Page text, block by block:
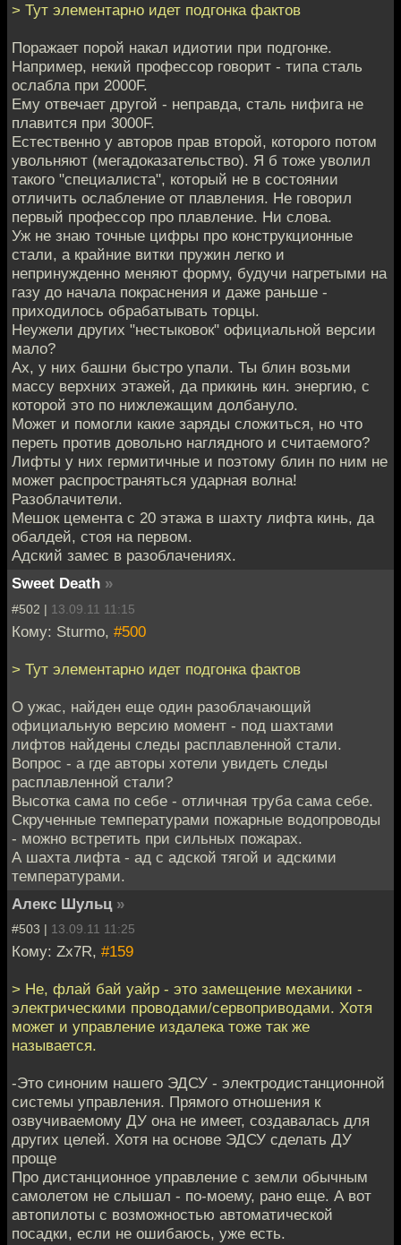
> Тут элементарно идет подгонка фактов
Поражает порой накал идиотии при подгонке.
Например, некий профессор говорит - типа сталь
ослабла при 2000F.
Ему отвечает другой - неправда, сталь нифига не
плавится при 3000F.
Естественно у авторов прав второй, которого потом
увольняют (мегадоказательство). Я б тоже уволил
такого "специалиста", который не в состоянии
отличить ослабление от плавления. Не говорил
первый профессор про плавление. Ни слова.
Уж не знаю точные цифры про конструкционные
стали, а крайние витки пружин легко и
непринужденно меняют форму, будучи нагретыми на
газу до начала покраснения и даже раньше -
приходилось обрабатывать торцы.
Неужели других "нестыковок" официальной версии
мало?
Ах, у них башни быстро упали. Ты блин возьми
массу верхних этажей, да прикинь кин. энергию, с
которой это по нижлежащим долбануло.
Может и помогли какие заряды сложиться, но что
переть против довольно наглядного и считаемого?
Лифты у них гермитичные и поэтому блин по ним не
может распространяться ударная волна!
Разоблачители.
Мешок цемента с 20 этажа в шахту лифта кинь, да
обалдей, стоя на первом.
Адский замес в разоблачениях.
Sweet Death »
#502 | 13.09.11 11:15
Кому: Sturmo, #500
> Тут элементарно идет подгонка фактов
О ужас, найден еще один разоблачающий
официальную версию момент - под шахтами
лифтов найдены следы расплавленной стали.
Вопрос - а где авторы хотели увидеть следы
расплавленной стали?
Высотка сама по себе - отличная труба сама себе.
Скрученные температурами пожарные водопроводы
- можно встретить при сильных пожарах.
А шахта лифта - ад с адской тягой и адскими
температурами.
Алекс Шульц »
#503 | 13.09.11 11:25
Кому: Zx7R, #159
> Не, флай бай уайр - это замещение механики -
электрическими проводами/сервоприводами. Хотя
может и управление издалека тоже так же
называется.
-Это синоним нашего ЭДСУ - электродистанционной
системы управления. Прямого отношения к
озвучиваемому ДУ она не имеет, создавалась для
других целей. Хотя на основе ЭДСУ сделать ДУ
проще
Про дистанционное управление с земли обычным
самолетом не слышал - по-моему, рано еще. А вот
автопилоты с возможностью автоматической
посадки, если не ошибаюсь, уже есть.